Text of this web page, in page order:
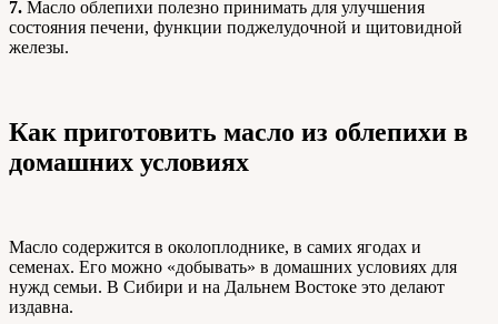
7. Масло облепихи полезно принимать для улучшения
состояния печени, функции поджелудочной и щитовидной
железы.
Как приготовить масло из облепихи в
домашних условиях
Масло содержится в околоплоднике, в самих ягодах и
семенах. Его можно «добывать» в домашних условиях для
нужд семьи. В Сибири и на Дальнем Востоке это делают
издавна.